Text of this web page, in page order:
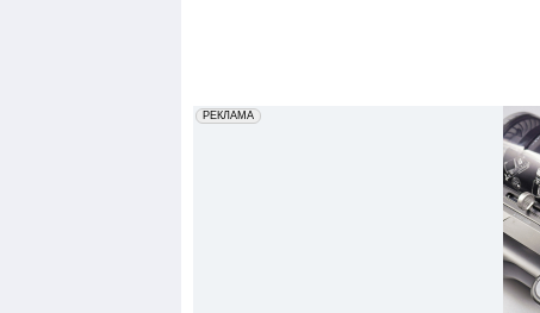
erid: 2VfnxxmNzs5
РЕКЛАМА